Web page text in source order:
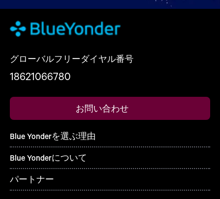
グローバルフリーダイヤル番号
18621066780
お問い合わせ
Blue Yonderを選ぶ理由
Blue Yonderについて
パートナー